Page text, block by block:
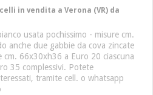
in vendita a Verona (VR) da
usata pochissimo - misure cm.
anche due gabbie da cova zincate
66x30xh36 a Euro 20 ciascuna
35 complessivi. Potete
tramite cell. o whatsapp